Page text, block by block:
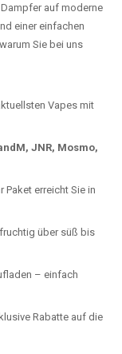
auf moderne
einer einfachen
Sie bei uns
Vapes mit
JNR, Mosmo,
Paket erreicht Sie in
über süß bis
– einfach
Rabatte auf die